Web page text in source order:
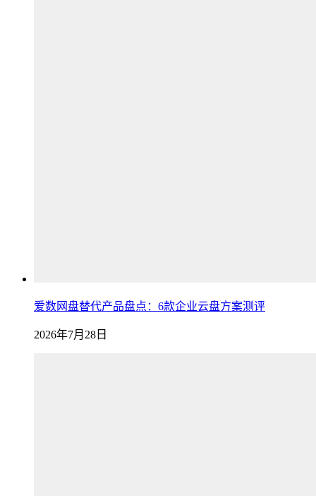
爱数网盘替代产品盘点：6款企业云盘方案测评
2026年7月28日